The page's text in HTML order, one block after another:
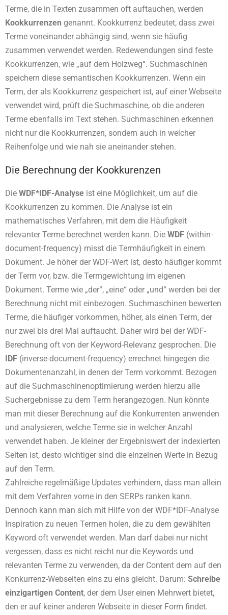
Terme, die in Texten zusammen oft auftauchen, werden
Kookkurrenzen genannt. Kookkurrenz bedeutet, dass zwei
Terme voneinander abhängig sind, wenn sie häufig
zusammen verwendet werden. Redewendungen sind feste
Kookkurrenzen, wie „auf dem Holzweg“. Suchmaschinen
speichern diese semantischen Kookkurrenzen. Wenn ein
Term, der als Kookkurrenz gespeichert ist, auf einer Webseite
verwendet wird, prüft die Suchmaschine, ob die anderen
Terme ebenfalls im Text stehen. Suchmaschinen erkennen
nicht nur die Kookkurrenzen, sondern auch in welcher
Reihenfolge und wie nah sie aneinander stehen.
Die Berechnung der Kookkurenzen
Die WDF*IDF-Analyse ist eine Möglichkeit, um auf die
Kookkurrenzen zu kommen. Die Analyse ist ein
mathematisches Verfahren, mit dem die Häufigkeit
relevanter Terme berechnet werden kann. Die WDF (within-
document-frequency) misst die Termhäufigkeit in einem
Dokument. Je höher der WDF-Wert ist, desto häufiger kommt
der Term vor, bzw. die Termgewichtung im eigenen
Dokument. Terme wie „der“, „eine“ oder „und“ werden bei der
Berechnung nicht mit einbezogen. Suchmaschinen bewerten
Terme, die häufiger vorkommen, höher, als einen Term, der
nur zwei bis drei Mal auftaucht. Daher wird bei der WDF-
Berechnung oft von der Keyword-Relevanz gesprochen. Die
IDF (inverse-document-frequency) errechnet hingegen die
Dokumentenanzahl, in denen der Term vorkommt. Bezogen
auf die Suchmaschinenoptimierung werden hierzu alle
Suchergebnisse zu dem Term herangezogen. Nun könnte
man mit dieser Berechnung auf die Konkurrenten anwenden
und analysieren, welche Terme sie in welcher Anzahl
verwendet haben. Je kleiner der Ergebniswert der indexierten
Seiten ist, desto wichtiger sind die einzelnen Werte in Bezug
auf den Term.
Zahlreiche regelmäßige Updates verhindern, dass man allein
mit dem Verfahren vorne in den SERPs ranken kann.
Dennoch kann man sich mit Hilfe von der WDF*IDF-Analyse
Inspiration zu neuen Termen holen, die zu dem gewählten
Keyword oft verwendet werden. Man darf dabei nur nicht
vergessen, dass es nicht reicht nur die Keywords und
relevanten Terme zu verwenden, da der Content dem auf den
Konkurrenz-Webseiten eins zu eins gleicht. Darum: Schreibe
einzigartigen Content, der dem User einen Mehrwert bietet,
den er auf keiner anderen Webseite in dieser Form findet.